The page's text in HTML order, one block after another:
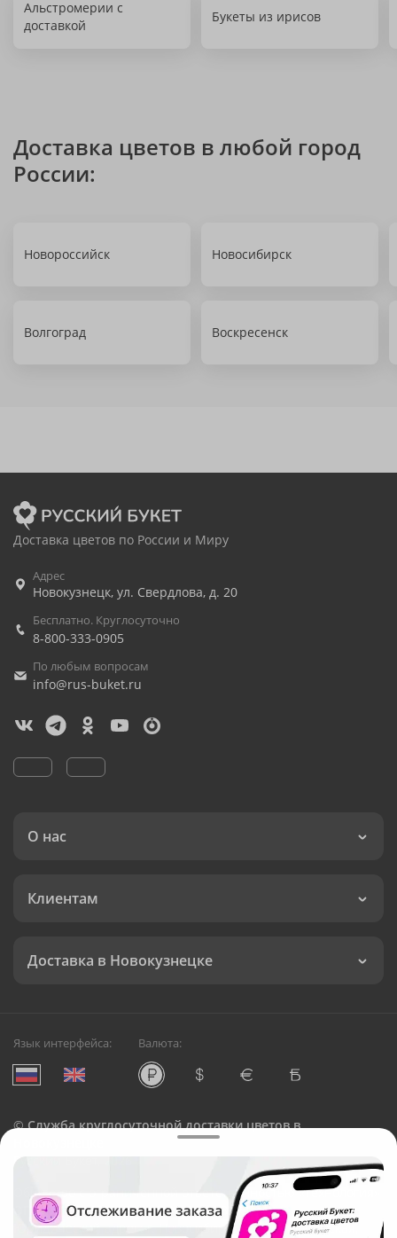
Альстромерии с
доставкой
Букеты из ирисов
Доставка цветов в любой город
России:
Новороссийск Новосибирск
Волгоград Воскресенск
Доставка цветов по России и Миру
Адрес
Новокузнецк, ул. Свердлова, д. 20
Бесплатно. Круглосуточно
8-800-333-0905
По любым вопросам
info@rus-buket.ru
О нас
Клиентам
Доставка в Новокузнецке
Язык интерфейса: Валюта:
©Служба круглосуточной доставки цветов в
Русский Букет, 2026
Общество с ограниченной ответственностью «Технология»
ОГРН: 1195476081745, ИНН: 5410081997
Юридический адрес: г. Новосибирск, ул. Ипподромская,